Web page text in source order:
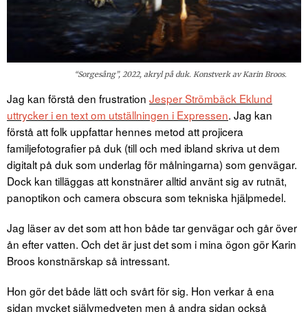
“Sorgesång”, 2022, akryl på duk. Konstverk av Karin Broos.
Jag kan förstå den frustration Jesper Strömbäck Eklund
uttrycker i en text om utställningen i Expressen. Jag kan
förstå att folk uppfattar hennes metod att projicera
familjefotografier på duk (till och med ibland skriva ut dem
digitalt på duk som underlag för målningarna) som genvägar.
Dock kan tilläggas att konstnärer alltid använt sig av rutnät,
panoptikon och camera obscura som tekniska hjälpmedel.
Jag läser av det som att hon både tar genvägar och går över
ån efter vatten. Och det är just det som i mina ögon gör Karin
Broos konstnärskap så intressant.
Hon gör det både lätt och svårt för sig. Hon verkar å ena
sidan mycket självmedveten men å andra sidan också